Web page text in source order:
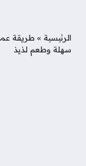
الرئيسية » طريقة
سهلة وطعم لذيذ